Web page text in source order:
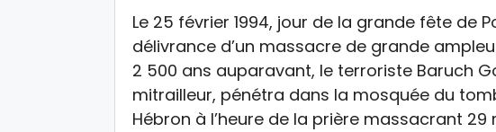
Le 25 février 1994, jour de la grande fête de
délivrance d’un massacre de grande
2 500 ans auparavant, le terroriste Baruch
mitrailleur, pénétra dans la mosquée du
Hébron à l’heure de la prière massacrant